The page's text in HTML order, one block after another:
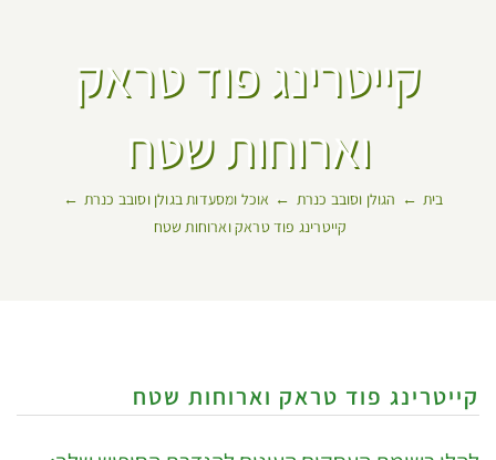
קייטרינג פוד טראק
וארוחות שטח
בית הגולן וסובב כנרת
אוכל ומסעדות בגולן וסובב כנרת
קייטרינג פוד טראק וארוחות שטח
קייטרינג פוד טראק וארוחות שטח